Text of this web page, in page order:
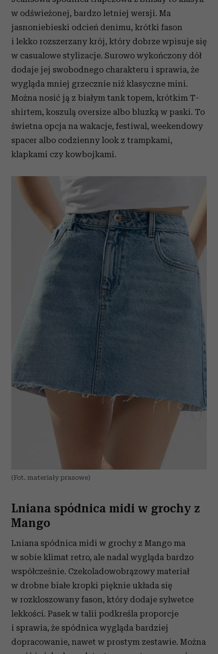
w odświeżonej, bardzo letniej wersji. Ma
jasnoniebieski odcień denimu, krótki fason
i lekko rozszerzany krój, który dobrze wpisuje się
w casualowe stylizacje. Surowo wykończony dół
dodaje jej swobodnego charakteru i sprawia, że
wygląda mniej grzecznie niż klasyczne mini.
Można nosić ją z białym tank topem, krótkim T-
shirtem, koszulą oversize albo bluzką w paski. To
świetna opcja na wakacje, festiwal, weekendowy
spacer albo codzienny look z trampkami,
klapkami czy kowbojkami.
(Fot. materiały prasowe)
Lniana spódnica midi w grochy z
Mango
Lniana spódnica midi w grochy z Mango ma
w sobie klimat retro, ale nadal wygląda bardzo
współcześnie. Czekoladowobrązowy materiał
w drobne białe kropki pięknie układa się
w rozkloszowany fason, który dodaje sylwetce
lekkości. Pasek w talii podkreśla proporcje
i sprawia, że spódnica wygląda bardziej
dopracowanie, nawet w prostym zestawie. Można